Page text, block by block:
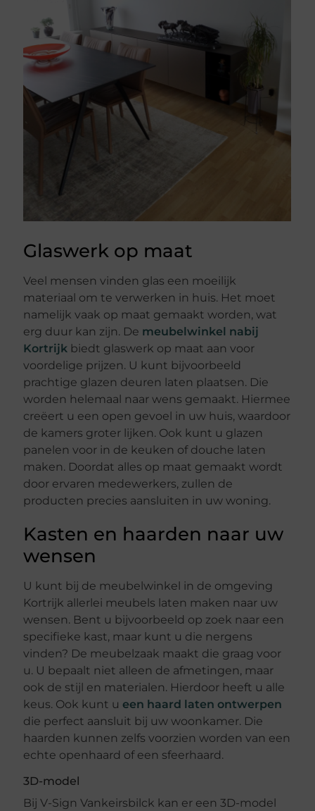
Glaswerk op maat
Veel mensen vinden glas een moeilijk
materiaal om te verwerken in huis. Het moet
namelijk vaak op maat gemaakt worden, wat
erg duur kan zijn. De meubelwinkel nabij
Kortrijk biedt glaswerk op maat aan voor
voordelige prijzen. U kunt bijvoorbeeld
prachtige glazen deuren laten plaatsen. Die
worden helemaal naar wens gemaakt. Hiermee
creëert u een open gevoel in uw huis, waardoor
de kamers groter lijken. Ook kunt u glazen
panelen voor in de keuken of douche laten
maken. Doordat alles op maat gemaakt wordt
door ervaren medewerkers, zullen de
producten precies aansluiten in uw woning.
Kasten en haarden naar uw
wensen
U kunt bij de meubelwinkel in de omgeving
Kortrijk allerlei meubels laten maken naar uw
wensen. Bent u bijvoorbeeld op zoek naar een
specifieke kast, maar kunt u die nergens
vinden? De meubelzaak maakt die graag voor
u. U bepaalt niet alleen de afmetingen, maar
ook de stijl en materialen. Hierdoor heeft u alle
keus. Ook kunt ueen haard laten ontwerpen
die perfect aansluit bij uw woonkamer. Die
haarden kunnen zelfs voorzien worden van een
echte openhaard of een sfeerhaard.
3D-model
Bij V-Sign Vankeirsbilck kan er een 3D-model